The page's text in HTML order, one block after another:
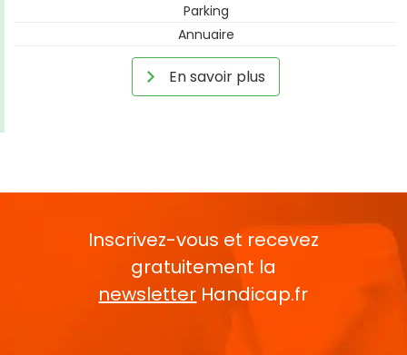
Parking
Annuaire
En savoir plus
Inscrivez-vous et recevez
gratuitement la
newsletter Handicap.fr